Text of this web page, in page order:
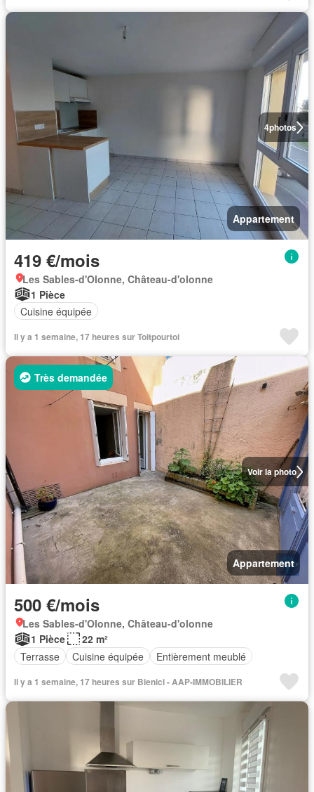
4photos
Appartement
419 €/mois
Les Sables-d'Olonne, Château-d'olonne
1 Pièce
Cuisine équipée
Il y a 1 semaine, 17 heures sur Toitpourtoi
Voir la photo
Très demandée
Appartement
500 €/mois
Les Sables-d'Olonne, Château-d'olonne
1 Pièce
22 m²
Terrasse
Cuisine équipée Entièrement meublé
Il y a 1 semaine, 17 heures sur Bienici - AAP-IMMOBILIER